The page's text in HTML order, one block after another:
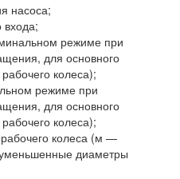
насоса;
входа;
режиме при
для основного
колеса);
режиме при
для основного
колеса);
колеса (м —
диаметры